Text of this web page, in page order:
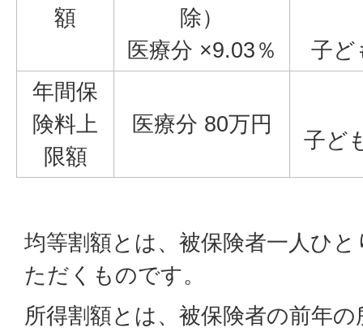
額
除）
医療分 ×9.03％
子ど
年間保
険料上
限額
医療分 80万円
子ど
均等割額とは、被保険者一人ひ
ただくものです。
所得割額とは、被保険者の前年